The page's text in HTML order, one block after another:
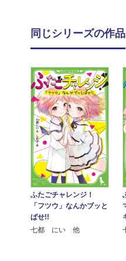
同じシリーズの作品
ふたごチャレンジ！
「フツウ」なんかブッと
ばせ!!
七都 にい 他